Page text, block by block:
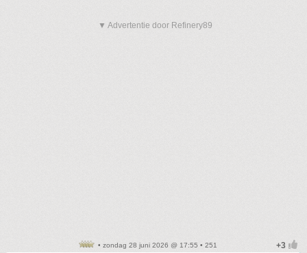
▼ Advertentie door Refinery89
• zondag 28 juni 2026 @ 17:55 • 251